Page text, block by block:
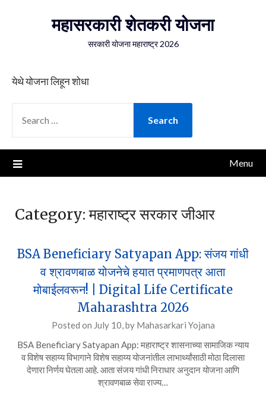
महासरकारी शेतकरी योजना
सरकारी योजना महाराष्ट्र 2026
येथे योजना लिहून शोधा
FOR:
Menu
Category:महाराष्ट्र सरकार जीआर
BSA Beneficiary Satyapan App: संजय गांधी
व श्रावणबाळ योजनेचे हयात प्रमाणपत्र आता
मोबाईलवरून! | Digital Life Certificate
Maharashtra 2026
Posted on July 10,by Mahasarkari Yojana
BSA Beneficiary Satyapan App: महाराष्ट्र शासनाच्या सामाजिक न्याय
व विशेष सहाय्य विभागाने विशेष सहाय्य योजनांतील लाभार्थ्यांसाठी मोठा दिलासा
देणारा निर्णय घेतला आहे. आता संजय गांधी निराधार अनुदान योजना आणि
श्रावणबाळ सेवा राज्य…